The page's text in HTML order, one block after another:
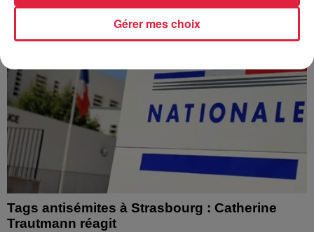
Tags antisémites à Strasbourg : Catherine
Trautmann réagit
Gérer mes choix